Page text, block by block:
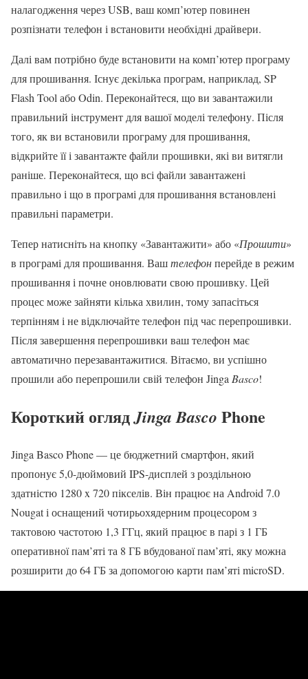
налагодження через USB, ваш комп’ютер повинен
розпізнати телефон і встановити необхідні драйвери.
Далі вам потрібно буде встановити на комп’ютер програму
для прошивання. Існує декілька програм, наприклад, SP
Flash Tool або Odin. Переконайтеся, що ви завантажили
правильний інструмент для вашої моделі телефону. Після
того, як ви встановили програму для прошивання,
відкрийте її і завантажте файли прошивки, які ви витягли
раніше. Переконайтеся, що всі файли завантажені
правильно і що в програмі для прошивання встановлені
правильні параметри.
Тепер натисніть на кнопку «Завантажити» або «Прошити»
в програмі для прошивання. Ваштелефонперейде в режим
прошивання і почне оновлювати свою прошивку. Цей
процес може зайняти кілька хвилин, тому запасіться
терпінням і не відключайте телефон під час перепрошивки.
Після завершення перепрошивки ваш телефон має
автоматично перезавантажитися. Вітаємо, ви успішно
прошили або перепрошили свій телефон Jinga Basco!
Короткий оглядJinga Basco Phone
Jinga Basco Phone — це бюджетний смартфон, який
пропонує 5,0-дюймовий IPS-дисплей з роздільною
здатністю 1280 x 720 пікселів. Він працює на Android 7.0
Nougat і оснащений чотирьохядерним процесором з
тактовою частотою 1,3 ГГц, який працює в парі з 1 ГБ
оперативної пам’яті та 8 ГБ вбудованої пам’яті, яку можна
розширити до 64 ГБ за допомогою карти пам’яті microSD.